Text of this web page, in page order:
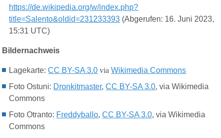
https://de.wikipedia.org/w/index.php?
title=Salento&oldid=231233393 (Abgerufen: 16. Juni 2023,
15:31 UTC)
Bildernachweis
Lagekarte:CC BY-SA 3.0 viaWikimedia Commons
Foto Ostuni: Dronkitmaster,CC BY-SA 3.0, via Wikimedia
Commons
Foto Otranto: Freddyballo,CC BY-SA 3.0, via Wikimedia
Commons